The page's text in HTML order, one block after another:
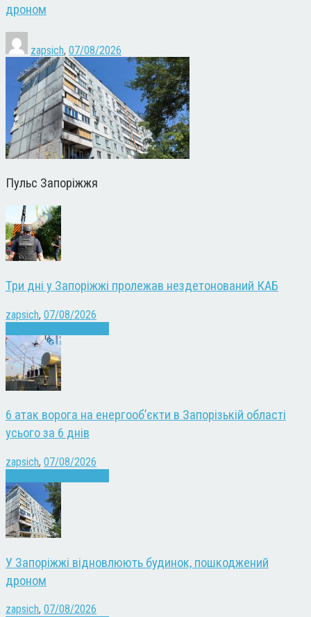
дроном
zapsich, 07/08/2026
Пульс Запоріжжя
Три дні у Запоріжжі пролежав нездетонований КАБ
zapsich, 07/08/2026
6 атак ворога на енергооб’єкти в Запорізькій області
усього за 6 днів
zapsich, 07/08/2026
У Запоріжжі відновлюють будинок, пошкоджений
дроном
zapsich, 07/08/2026